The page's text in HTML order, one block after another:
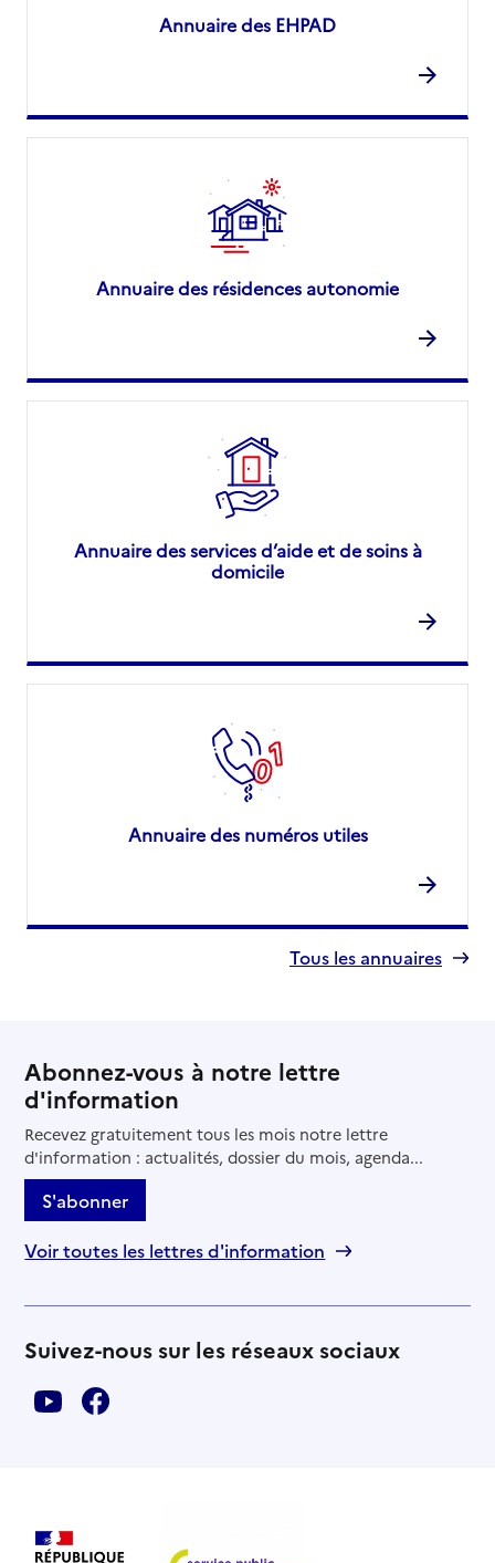
Annuaire des EHPAD
Annuaire des résidences autonomie
Annuaire des services d’aide et de soins à
domicile
Annuaire des numéros utiles
Tous les annuaires
Abonnez-vous à notre lettre
d'information
Recevez gratuitement tous les mois notre lettre
d'information : actualités, dossier du mois, agenda...
S'abonner
Voir toutes les lettres d'information
Suivez-nous sur les réseaux sociaux